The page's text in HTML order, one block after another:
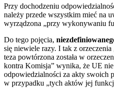
Przy dochodzeniu
należy przede wszystkim mieć na
wyrządzona „przy wykonywaniu
Do tego pojęcia,
się niewiele razy. I tak z
teza powtórzona została w
kontra Komisja” wynika, że UE
odpowiedzialności za akty swoich
w przypadku „tych aktów jej